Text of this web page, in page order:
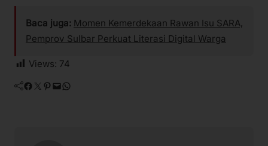
Baca juga: Momen Kemerdekaan Rawan Isu SARA,
Pemprov Sulbar Perkuat Literasi Digital Warga
Views: 74
Facebook Twitter Pinterest Mail WhatsApp